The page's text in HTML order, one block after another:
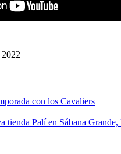
2023
con los Cavaliers
tienda Palí en Sábana Grande,